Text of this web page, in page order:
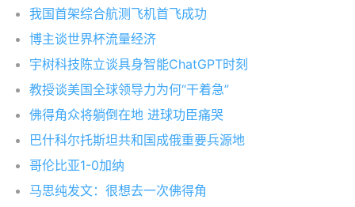
我国首架综合航测飞机首飞成功
博主谈世界杯流量经济
宇树科技陈立谈具身智能ChatGPT时刻
教授谈美国全球领导力为何“干着急”
佛得角众将躺倒在地 进球功臣痛哭
巴什科尔托斯坦共和国成俄重要兵源地
哥伦比亚1-0加纳
马思纯发文：很想去一次佛得角